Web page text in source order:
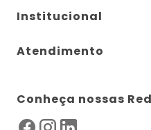
Institucional
Atendimento
Conheça nossas